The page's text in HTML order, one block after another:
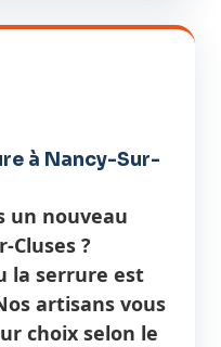
à Nancy-Sur-
un nouveau
Cluses ?
la serrure est
artisans vous
choix selon le